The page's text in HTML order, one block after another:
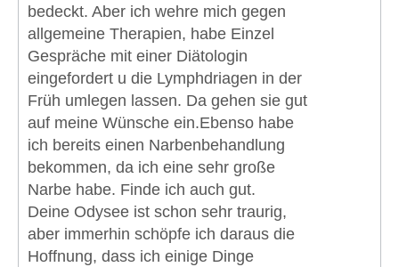
bedeckt. Aber ich wehre mich gegen
allgemeine Therapien, habe Einzel
Gespräche mit einer Diätologin
eingefordert u die Lymphdriagen in der
Früh umlegen lassen. Da gehen sie gut
auf meine Wünsche ein.Ebenso habe
ich bereits einen Narbenbehandlung
bekommen, da ich eine sehr große
Narbe habe. Finde ich auch gut.
Deine Odysee ist schon sehr traurig,
aber immerhin schöpfe ich daraus die
Hoffnung, dass ich einige Dinge